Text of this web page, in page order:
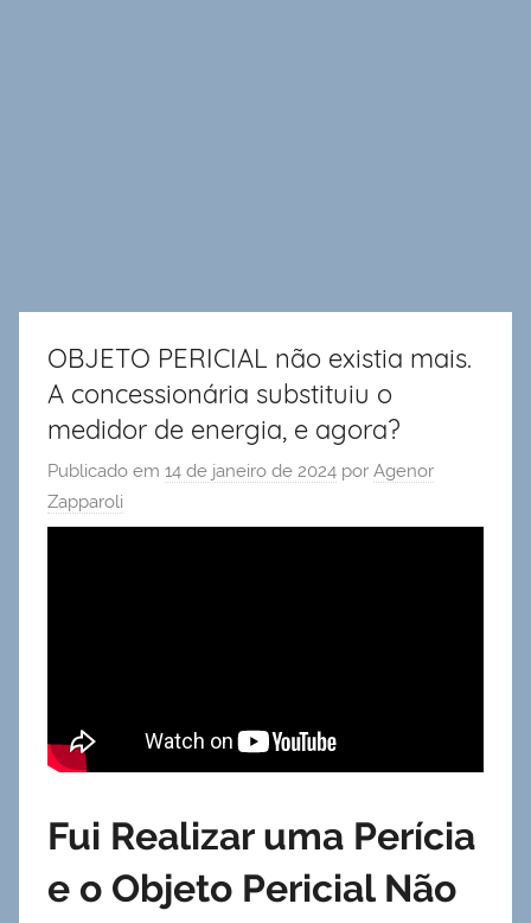
OBJETO PERICIAL não existia mais.
A concessionária substituiu o
medidor de energia, e agora?
Publicado em 14 de janeiro de 2024 por Agenor
Zapparoli
Fui Realizar uma Perícia
e o Objeto Pericial Não